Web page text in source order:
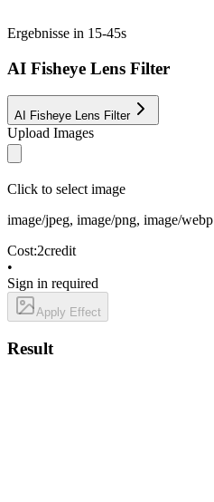
Ergebnisse in 15-45s
AI Fisheye Lens Filter
AI Fisheye Lens Filter
Upload Images
Click to select image
image/jpeg, image/png, image/webp
Cost:2credit
•
Sign in required
Apply Effect
Result